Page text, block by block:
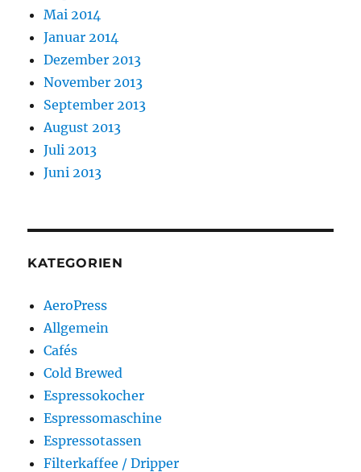
Mai 2014
Januar 2014
Dezember 2013
November 2013
September 2013
August 2013
Juli 2013
Juni 2013
KATEGORIEN
AeroPress
Allgemein
Cafés
Cold Brewed
Espressokocher
Espressomaschine
Espressotassen
Filterkaffee / Dripper